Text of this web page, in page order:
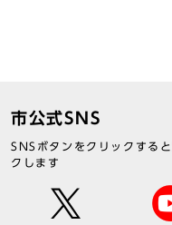
市公式SNS
SNSボタンをクリックする
クします